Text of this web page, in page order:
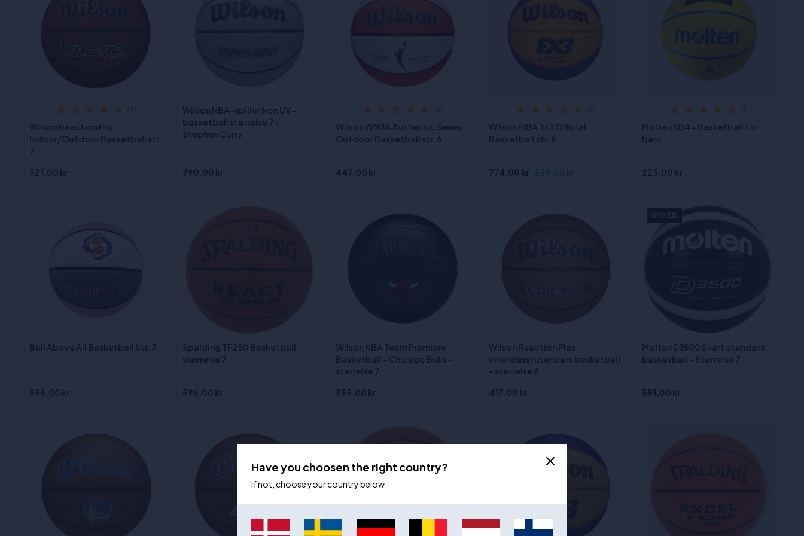
Wilson Reaction Pro
Indoor/Outdoor Basketball str.
7
521,00 kr
Wilson NBA-spillerikon UV-
basketball størrelse 7 -
Stephen Curry
790,00 kr
Wilson WNBA Authentic Series
Outdoor Basketball str. 6
447,00 kr
Wilson FIBA 3x3 Official
Basketball str. 6
774,00 kr 639,00 kr
Molten SB4 - Basketball for
barn
223,00 kr
Ball Above All Basketball Str. 7
596,00 kr
Spalding TF250 Basketball
størrelse 7
596,00 kr
Wilson NBA Team Premiere
Basketball - Chicago Bulls -
størrelse 7
895,00 kr
Wilson Reaction Plus
innendørs/utendørs basketball
- størrelse 6
417,00 kr
NYHED
Molten D3500 Svart utendørs
basketball – Størrelse 7
591,00 kr
Have you choosen the right country?
If not, choose your country below